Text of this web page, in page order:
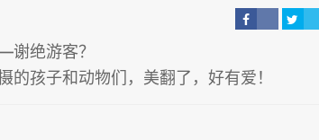
谢绝游客？
的孩子和动物们，美翻了，好有爱！